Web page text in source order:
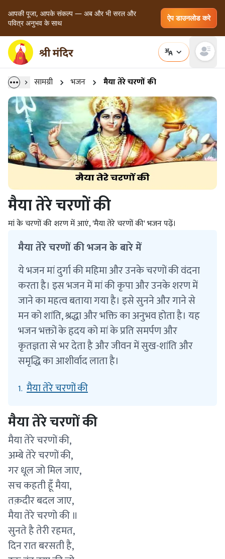
आपकी पूजा, आपके संकल्प — अब और भी सरल और
पवित्र अनुभव के साथ
ऐप डाउनलोड करे
Open
सामग्री भजन मैया तेरे चरणों की
मैया तेरे चरणों की
मां के चरणों की शरण में आएं, 'मैया तेरे चरणों की' भजन पढ़ें।
मैया तेरे चरणों की भजन के बारे में
ये भजन मां दुर्गा की महिमा और उनके चरणों की वंदना
करता है। इस भजन में मां की कृपा और उनके शरण में
जाने का महत्व बताया गया है। इसे सुनने और गाने से
मन को शांति, श्रद्धा और भक्ति का अनुभव होता है। यह
भजन भक्तों के हृदय को मां के प्रति समर्पण और
कृतज्ञता से भर देता है और जीवन में सुख-शांति और
समृद्धि का आशीर्वाद लाता है।
1. मैया तेरे चरणों की
मैया तेरे चरणों की
मैया तेरे चरणों की,
अम्बे तेरे चरणों की,
गर धूल जो मिल जाए,
सच कहती हूँ मैया,
तक़दीर बदल जाए,
मैया तेरे चरणो की ॥
सुनते है तेरी रहमत,
दिन रात बरसती है,